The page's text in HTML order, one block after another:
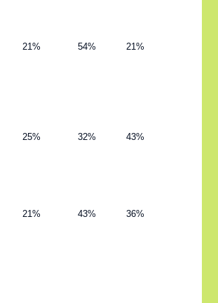
21% 54% 21%
25% 32% 43%
21% 43% 36%